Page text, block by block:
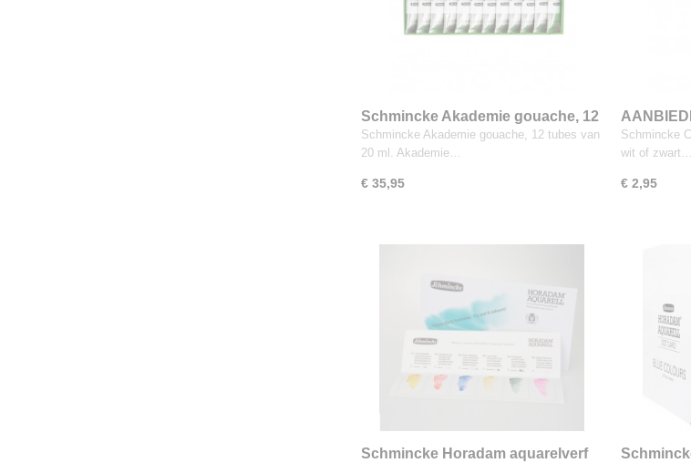
Schmincke Akademie gouache, 12
tubes van 20 ml
Schmincke Akademie gouache, 12 tubes van
20 ml. Akademie…
€ 35,95
acrylverf
Schmincke
wit of zwart…
€ 2,95
Schmincke Horadam aquarelverf